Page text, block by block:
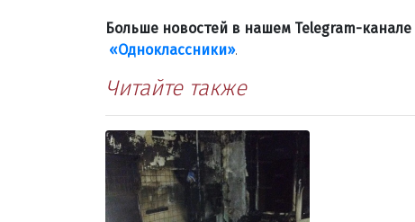
Больше новостей в нашем Telegram-канале
«Одноклассники».
Читайте также